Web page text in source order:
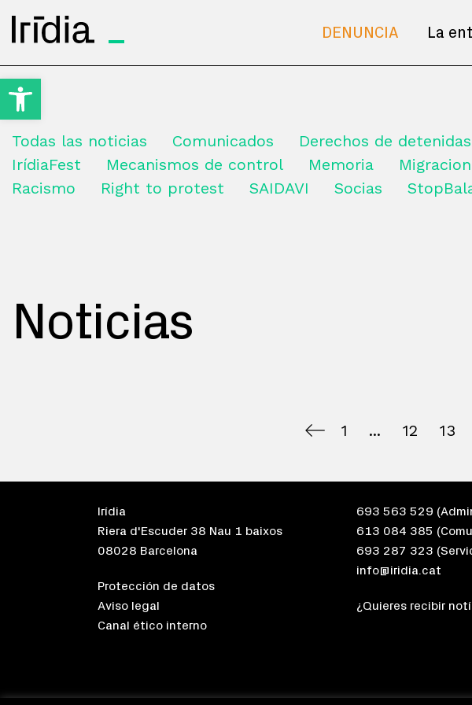
Open toolbar
Irídia DENUNCIA La
Todas las noticias Comunicados Derechos de detenidas
IrídiaFest
Mecanismos de control Memoria
Racismo
Right to protest SAIDAVI Socias
Noticias
1 12 13
Irídia
Riera d'Escuder 38 Nau 1 baixos
08028 Barcelona
Protección de datos
Aviso legal
Canal ético interno
693 563 529
613 084 385
693 287 323
info@iridia.cat
¿Quieres recibir